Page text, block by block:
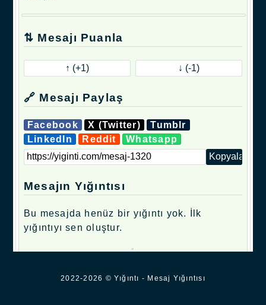
⇅ Mesajı Puanla
🔗 Mesajı Paylaş
Facebook X (Twitter)
Tumblr
LinkedIn
Reddit Whatsapp
Mesajın Yığıntısı
Bu mesajda henüz bir yığıntı yok. İlk
yığıntıyı sen oluştur.
.
2022-2026 © Yığıntı - Mesaj Yığıntısı